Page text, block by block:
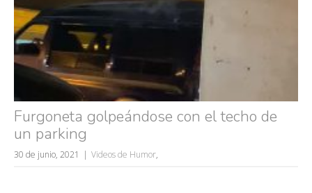
Furgoneta golpeándose con el techo de
un parking
30 de junio, 2021 Videos de Humor,